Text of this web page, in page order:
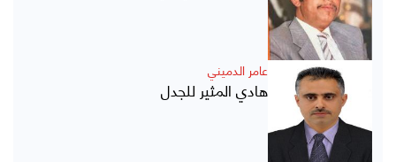
عامر الدميني
هادي المثير للجدل